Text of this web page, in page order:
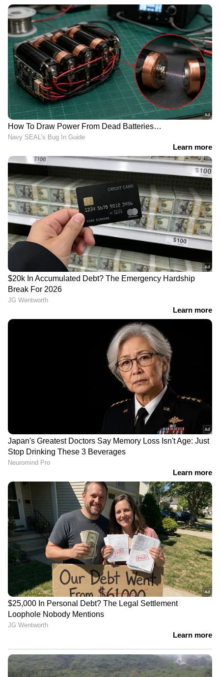
വെള്ളിയും ഇന്ത്യയുടെ പേരിലായി.
ഏഷ്യാനെറ്റ് ന്യൂസ് ലൈവ് കാണാന്‍ ഇവിടെ
ക്ലിക് ചെയ്യുക